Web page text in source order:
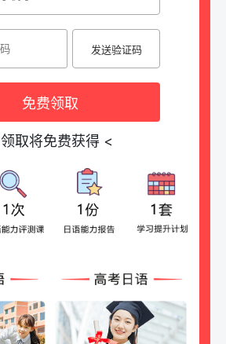
发送验证码
免费领取
领取将免费获得 <